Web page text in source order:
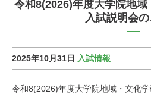
令和8(2026)年度大学院地域
入試説明会
2025年10月31日 入試情報
令和8(2026)年度大学院地域・文化